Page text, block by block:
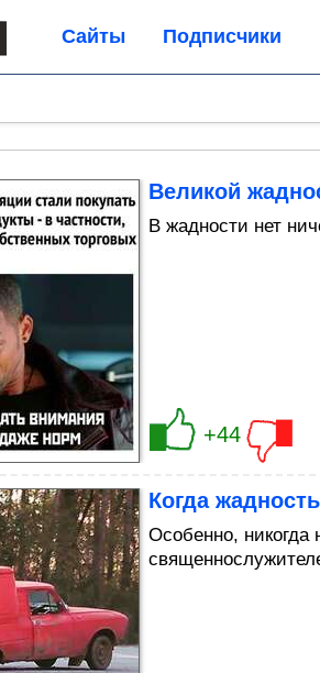
Сайты Подписчики
Великой
В жадности нет
+44
Когда
Особенно,